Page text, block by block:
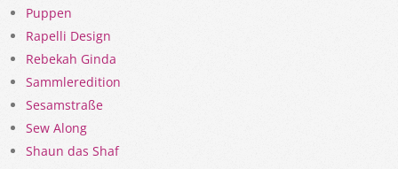
Puppen
Rapelli Design
Rebekah Ginda
Sammleredition
Sesamstraße
Sew Along
Shaun das Shaf